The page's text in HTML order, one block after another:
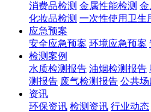
消费品检测 金属性能检测 金
化妆品检测 一次性使用卫生
应急预案
安全应急预案 环境应急预案
检测案例
水质检测报告 油烟检测报告
测报告 废气检测报告 公共
资讯
环保资讯 检测资讯 行业动态